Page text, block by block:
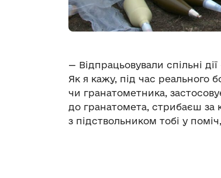
— Відпрацьовували спільні
Як я кажу, під час реального
чи гранатометника,
до гранатомета, стрибаєш за
з підствольником тобі у